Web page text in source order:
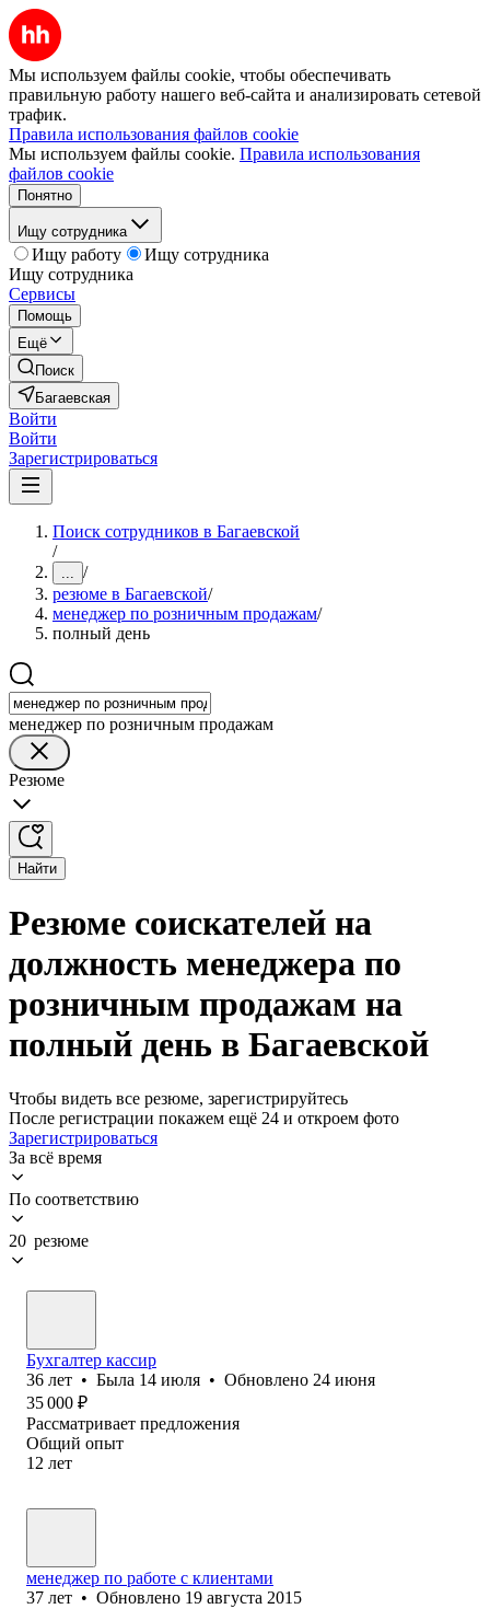
Мы используем файлы cookie, чтобы обеспечивать
правильную работу нашего веб-сайта и анализировать сетевой
трафик.
Правила использования файлов cookie
Мы используем файлы cookie. Правила использования
файлов cookie
Понятно
Ищу сотрудника
Ищу работу
Ищу сотрудника
Ищу сотрудника
Сервисы
Помощь
Ещё
Поиск
Багаевская
Войти
Войти
Зарегистрироваться
Поиск сотрудников в Багаевской
/
... /
резюме в Багаевской/
менеджер по розничным продажам/
полный день
менеджер по розничным продажам
Резюме
Найти
Резюме соискателей на
должность менеджера по
розничным продажам на
полный день в Багаевской
Чтобы видеть все резюме, зарегистрируйтесь
После регистрации покажем ещё 24 и откроем фото
Зарегистрироваться
За всё время
По соответствию
20 резюме
Бухгалтер кассир
36 лет • Была 14 июля • Обновлено 24 июня
35 000 ₽
Рассматривает предложения
Общий опыт
12 лет
менеджер по работе с клиентами
37 лет • Обновлено 19 августа 2015